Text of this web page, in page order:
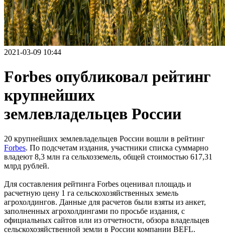
2021-03-09 10:44
Forbes опубликовал рейтинг
крупнейших
землевладельцев России
20 крупнейших землевладельцев России вошли в рейтинг
Forbes. По подсчетам издания, участники списка суммарно
владеют 8,3 млн га сельхозземель, общей стоимостью 617,31
млрд рублей.
Для составления рейтинга Forbes оценивал площадь и
расчетную цену 1 га сельскохозяйственных земель
агрохолдингов. Данные для расчетов были взяты из анкет,
заполненных агрохолдингами по просьбе издания, с
официальных сайтов или из отчетности, обзора владельцев
сельскохозяйственной земли в России компании BEFL.